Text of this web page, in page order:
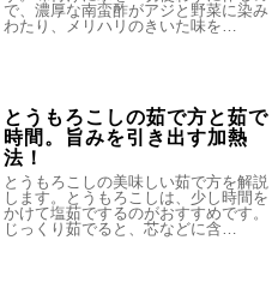
で、濃厚な南蛮酢がアジと野菜に染み
わたり、メリハリのきいた味を…
とうもろこしの茹で方と茹で
時間。旨みを引き出す加熱
法！
とうもろこしの美味しい茹で方を解説
します。とうもろこしは、少し時間を
かけて塩茹でするのがおすすめです。
じっくり茹でると、芯などに含…